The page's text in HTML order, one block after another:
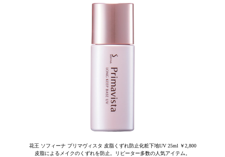
花王 ソフィーナ プリマヴィスタ 皮脂くずれ防止化粧下地UV 25ml ￥2,800
皮脂によるメイクのくずれを防止。リピーター多数の人気アイテム。